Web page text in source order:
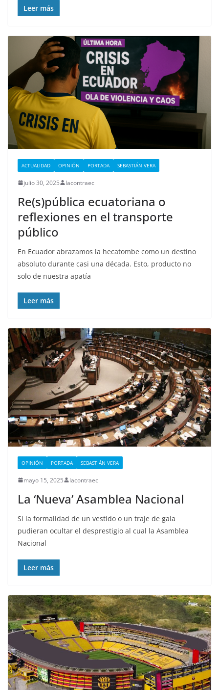
Leer más
ACTUALIDAD OPINIÓN PORTADA SEBASTIÁN VERA
julio 30, 2025 lacontraec
Re(s)pública ecuatoriana o
reflexiones en el transporte
público
En Ecuador abrazamos la hecatombe como un destino
absoluto durante casi una década. Esto, producto no
solo de nuestra apatía
Leer más
OPINIÓN PORTADA SEBASTIÁN VERA
mayo 15, 2025 lacontraec
La ‘Nueva’ Asamblea Nacional
Si la formalidad de un vestido o un traje de gala
pudieran ocultar el desprestigio al cual la Asamblea
Nacional
Leer más